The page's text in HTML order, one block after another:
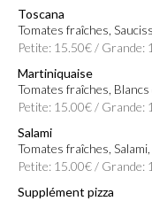
Toscana
Tomates fraîches,
Petite: 15.50€ / Grande:
Martiniquaise
Tomates fraîches,
Petite: 15.00€ / Grande:
Salami
Tomates fraîches,
Petite: 15.00€ / Grande:
Supplément pizza